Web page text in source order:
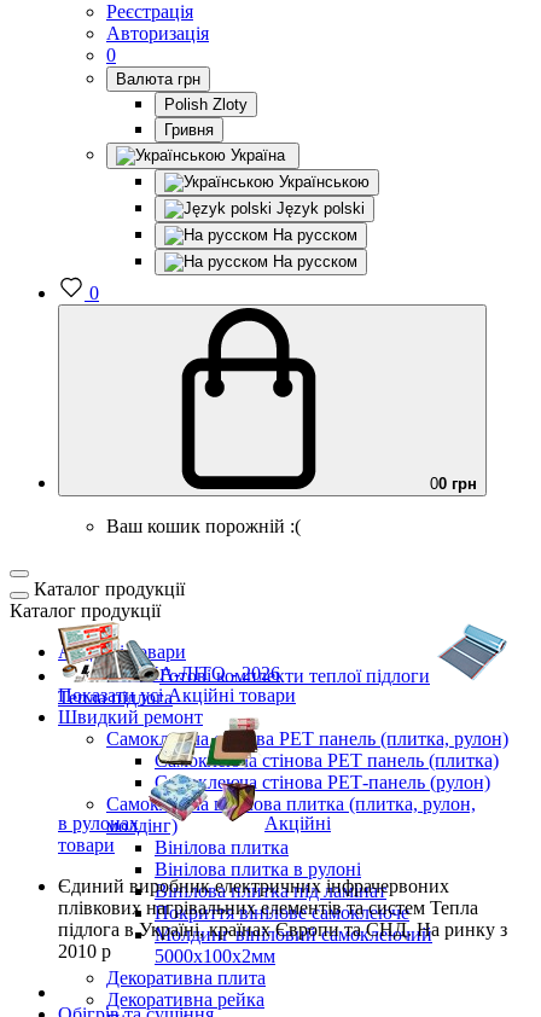
Реєстрація
Авторизація
0
Валюта грн
Polish Zloty
Гривня
Україна
Українською
Język polski
На русском
На русском
0
00 грн
Ваш кошик порожній :(
Каталог продукції
Каталог продукції
Акційні товари
ВЕСНА-ЛІТО - 2026
Показати усі Акційні товари
Швидкий ремонт
Самоклеюча стінова PET панель (плитка, рулон)
Самоклеюча стінова PET панель (плитка)
Самоклеюча стінова РЕТ-панель (рулон)
Самоклеюча вінілова плитка (плитка, рулон,
молдінг)
Вінілова плитка
Вінілова плитка в рулоні
Вінілова плитка під ламінат
Покриття вінілове самоклеюче
Молдинг вініловий самоклеючий
5000х100х2мм
Декоративна плита
Декоративна рейка
Готові комплекти теплої підлоги
Тепла підлога
в рулонах
Акційні
товари
Єдиний виробникелектричних інфрачервоних
плівкових нагрівальних елементів та систем Тепла
підлога в Україні, країнах Європи та СНД.На ринку з
2010 р